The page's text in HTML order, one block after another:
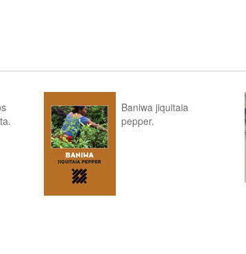
Baniwa jiquitaia
pepper.